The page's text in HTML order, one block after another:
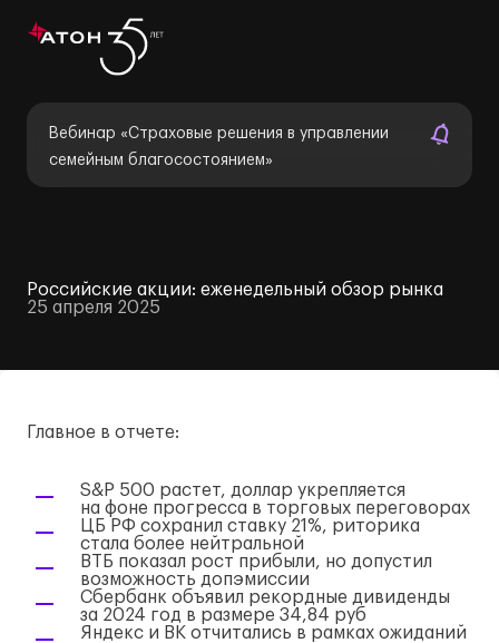
Вебинар «Страховые решения в управлении
семейным благосостоянием»
Российские акции: еженедельный обзор рынка
25 апреля 2025
Главное в отчете:
S&P 500 растет, доллар укрепляется
на фоне прогресса в торговых переговорах
ЦБ РФ сохранил ставку 21%, риторика
стала более нейтральной
ВТБ показал рост прибыли, но допустил
возможность допэмиссии
Сбербанк объявил рекордные дивиденды
за 2024 год в размере 34,84 руб
Яндекс и ВК отчитались в рамках ожиданий